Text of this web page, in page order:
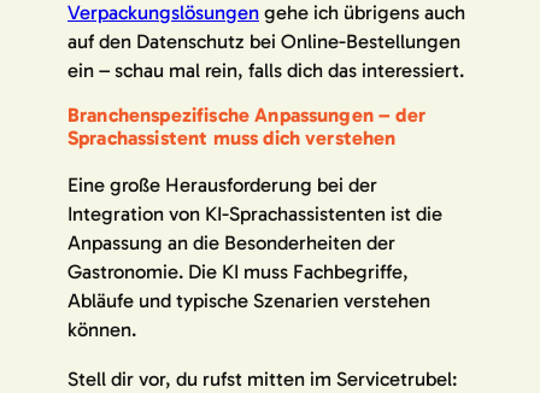
Verpackungslösungen gehe ich übrigens auch
auf den Datenschutz bei Online-Bestellungen
ein – schau mal rein, falls dich das interessiert.
Branchenspezifische Anpassungen – der
Sprachassistent muss dich verstehen
Eine große Herausforderung bei der
Integration von KI-Sprachassistenten ist die
Anpassung an die Besonderheiten der
Gastronomie. Die KI muss Fachbegriffe,
Abläufe und typische Szenarien verstehen
können.
Stell dir vor, du rufst mitten im Servicetrubel: